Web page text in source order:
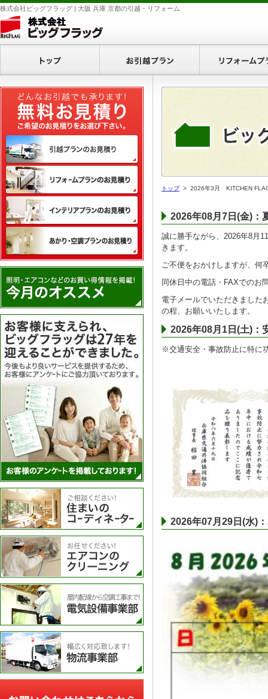
株式会社ビッグフラッグ | 大阪 兵庫 京都の引越・リフォーム
トップ> 2026年3月 KITCHEN
2026年08月7日(金)：
誠に勝手ながら、2026年8月
きます。
ご不便をおかけしますが、何
同休日中の電話・FAXでのお
電子メールでいただきました
の程、お願いいたします。
2026年08月1日(土)：
※交通安全・事故防止に特に
2026年07月29日(水)
無料お見積り
引越プランのお見積り
あかり・空調プランのお見積
住まいのコーディネーター
電気設備事業部
物流事業部